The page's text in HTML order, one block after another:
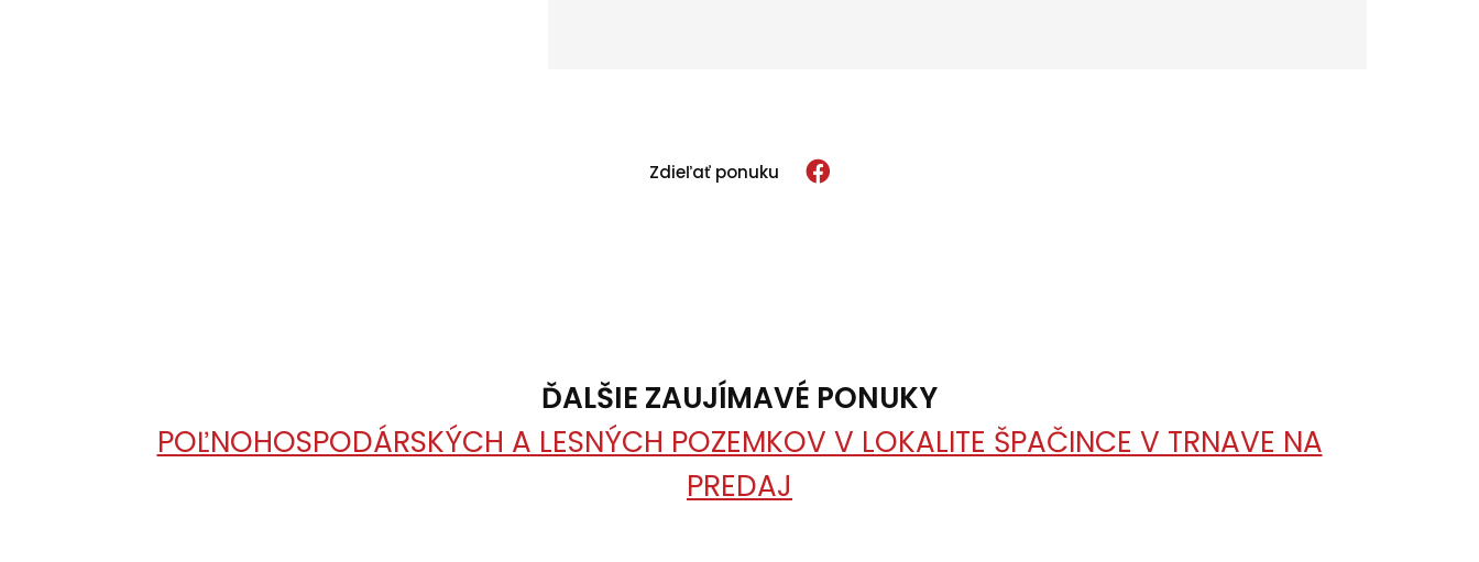
Zdieľať ponuku
ĎALŠIE ZAUJÍMAVÉ PONUKY
POĽNOHOSPODÁRSKÝCH A LESNÝCH POZEMKOV V LOKALITE ŠPAČINCE V TRNAVE NA
PREDAJ